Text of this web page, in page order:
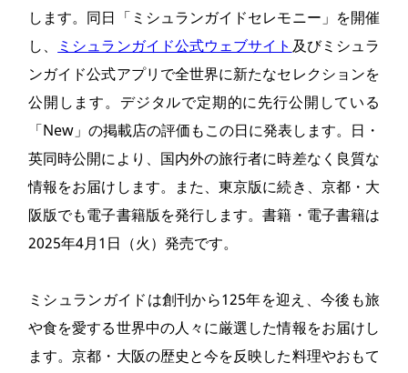
します。同日「ミシュランガイドセレモニー」を開催
し、
ミシュランガイド公式ウェブサイト 及びミシュラ
ンガイド公式アプリで全世界に新たなセレクションを
公開します。デジタルで定期的に先行公開している
「New」の掲載店の評価もこの日に発表します。日・
英同時公開により、国内外の旅行者に時差なく良質な
情報をお届けします。また、東京版に続き、京都・大
阪版でも電子書籍版を発行します。書籍・電子書籍は
2025年4月1日（火）発売です。
ミシュランガイドは創刊から125年を迎え、今後も旅
や食を愛する世界中の人々に厳選した情報をお届けし
ます。京都・大阪の歴史と今を反映した料理やおもて